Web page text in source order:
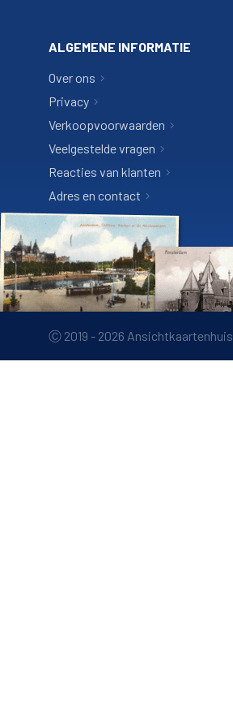
ALGEMENE INFORMATIE
Over ons
Privacy
Verkoopvoorwaarden
Veelgestelde vragen
Reacties van klanten
Adres en contact
Ⓒ 2019 - 2026 Ansichtkaartenhuis